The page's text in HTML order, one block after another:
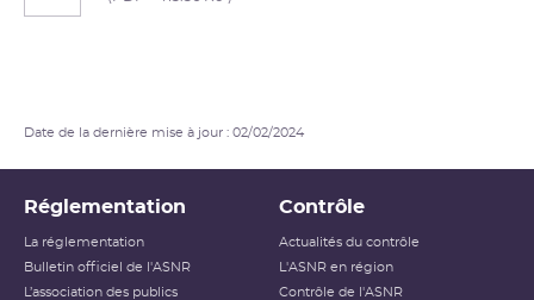
Date de la dernière mise à jour : 02/02/2024
Réglementation
La réglementation
Bulletin officiel de l'ASNR
L’association des publics
Contrôle
Actualités du contrôle
L'ASNR en région
Contrôle de l'ASNR